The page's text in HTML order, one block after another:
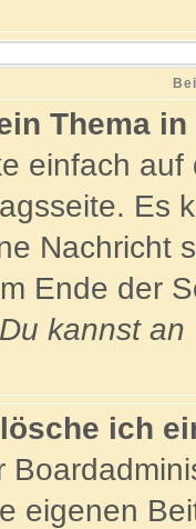
Thema
einfach
Es
Nachricht
Ende der
kannst
ich
eigenen